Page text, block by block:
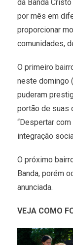
da Banda
por mês em
proporcionar
comunidades,
O primeiro
neste domingo
puderam
portão de suas
“Despertar
integração
O próximo
Banda, porém
anunciada.
VEJA COMO